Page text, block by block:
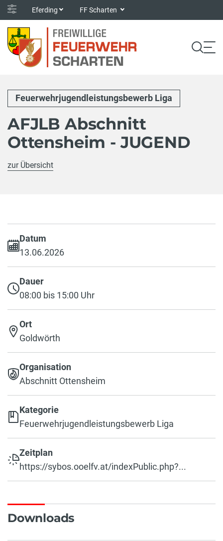
Eferding FF Scharten
Feuerwehrjugendleistungsbewerb Liga
AFJLB Abschnitt
Ottensheim - JUGEND
zur Übersicht
Datum
13.06.2026
Dauer
08:00 bis 15:00 Uhr
Ort
Goldwörth
Organisation
Abschnitt Ottensheim
Kategorie
Feuerwehrjugendleistungsbewerb Liga
Zeitplan
https://sybos.ooelfv.at/indexPublic.php?...
Downloads